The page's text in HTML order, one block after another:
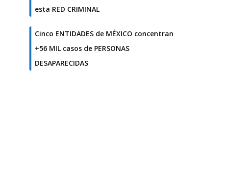
esta RED CRIMINAL
Cinco ENTIDADES de MÉXICO concentran
+56 MIL casos de PERSONAS
DESAPARECIDAS